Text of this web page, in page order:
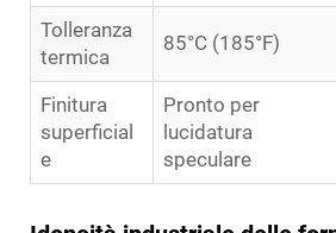
Tolleranza
termica
85°C (185°F)
Finitura
superficial
e
Pronto per
lucidatura
speculare